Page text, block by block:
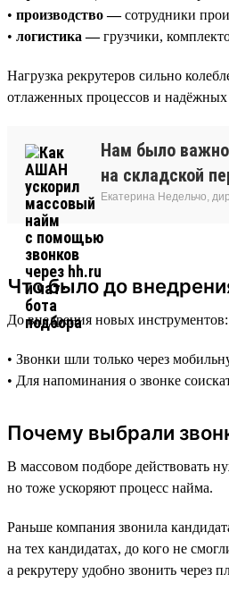
• производство —сотрудники
• логистика —грузчики,
Нагрузка рекрутеров сильно
отлаженных процессов и надёжных
Нам было важно
на складской
Екатерина Недельчо,
Что было до
До внедрения новых инструментов:
• Звонки шли только через
• Для напоминания о звонке
Почему выбрали
В массовом подборе действовать
но тоже ускоряют процесс найма.
Раньше компания звонила
на тех кандидатах, до кого не
а рекрутеру удобно звонить